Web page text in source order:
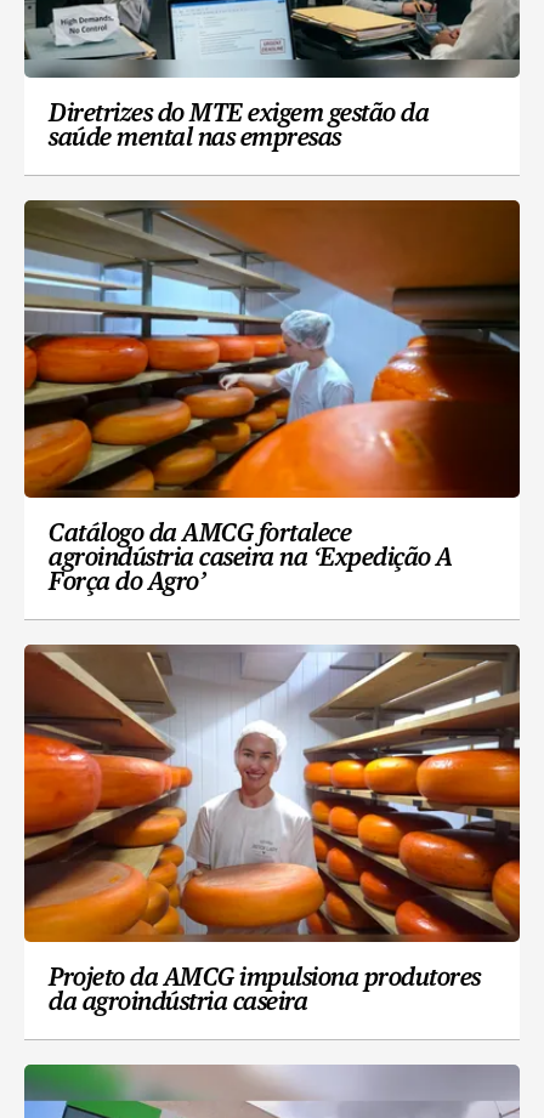
Diretrizes do MTE exigem gestão da
saúde mental nas empresas
Catálogo da AMCG fortalece
agroindústria caseira na ‘Expedição A
Força do Agro’
Projeto da AMCG impulsiona produtores
da agroindústria caseira